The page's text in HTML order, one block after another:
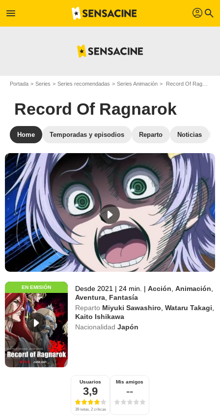
menu profil search
Portada Series Series recomendadas Series Animación Record Of Ragnarok
Record Of Ragnarok
Home Temporadas y episodios Reparto Noticias
EN EMISIÓN Desde 2021 | 24 min. | Acción ,Animación
Aventura Fantasía
Reparto Miyuki Sawashiro ,Wataru Takagi
Kaito Ishikawa
Nacionalidad Japón
Usuarios
3,9
39 notas, 2 críticas
Mis amigos
--